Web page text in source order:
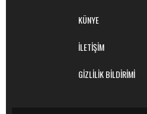
KÜNYE
İLETİŞİM
GİZLİLİK BİLDİRİMİ